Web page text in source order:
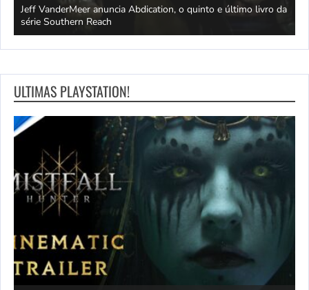
Jeff VanderMeer anuncia Abdication, o quinto e último livro da
série Southern Reach
ULTIMAS PLAYSTATION!